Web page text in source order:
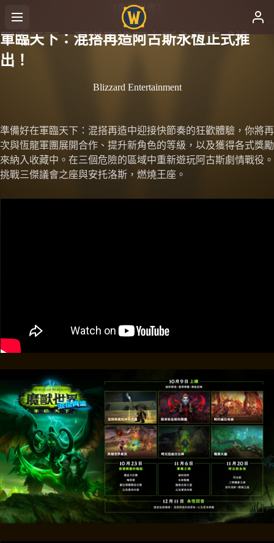
《魔獸世界》
軍臨天下：混搭再造阿古斯永恆正式推
出！
Blizzard Entertainment
準備好在軍臨天下：混搭再造中迎接快節奏的狂歡體驗，你將再
次與恆龍軍團展開合作、提升新角色的等級，以及獲得各式獎勵
來納入收藏中。在三個危險的區域中重新遊玩阿古斯劇情戰役。
挑戰三傑議會之座與安托洛斯，燃燒王座。